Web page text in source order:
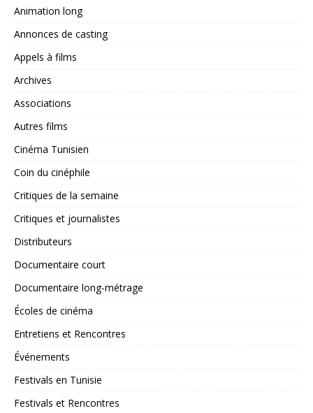
Animation long
Annonces de casting
Appels à films
Archives
Associations
Autres films
Cinéma Tunisien
Coin du cinéphile
Critiques de la semaine
Critiques et journalistes
Distributeurs
Documentaire court
Documentaire long-métrage
Écoles de cinéma
Entretiens et Rencontres
Événements
Festivals en Tunisie
Festivals et Rencontres